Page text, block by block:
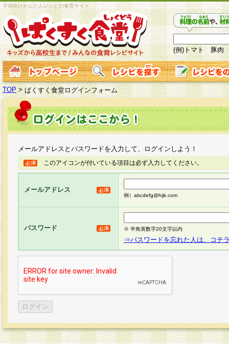
子供向けかんたんレシピの食育サイト
(例)トマト 豚肉
TOP > ぱくすく食堂ログインフォーム
メールアドレスとパスワードを入力して、ログインしよう！
このアイコンが付いている項目は必ず入力してください。
メールアドレス
例）abcdefg@hijk.com
パスワード ※ 半角英数字20文字以内
⇒パスワードを忘れた人は、コチ